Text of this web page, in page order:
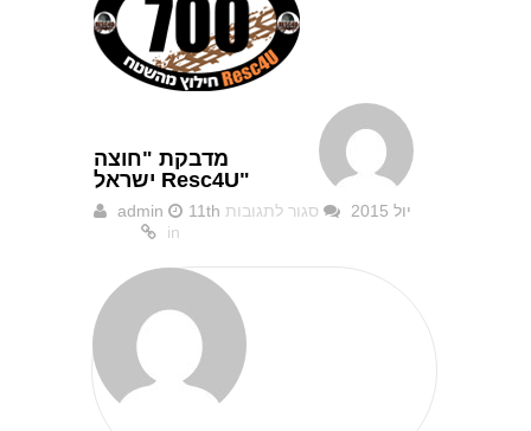
מדבקת "חוצה
ישראל Resc4U"
admin 11th יול 2015
סגור לתגובות
"חוצה
ישראל
Resc4U"
in